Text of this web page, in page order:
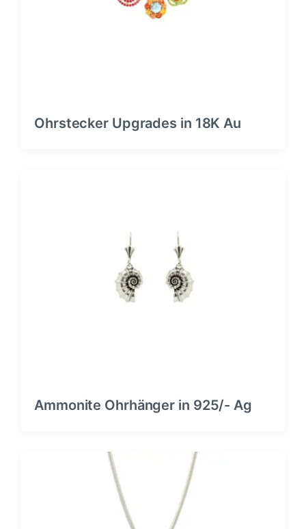
Ohrstecker Upgrades in 18K Au
Ammonite Ohrhänger in 925/- Ag